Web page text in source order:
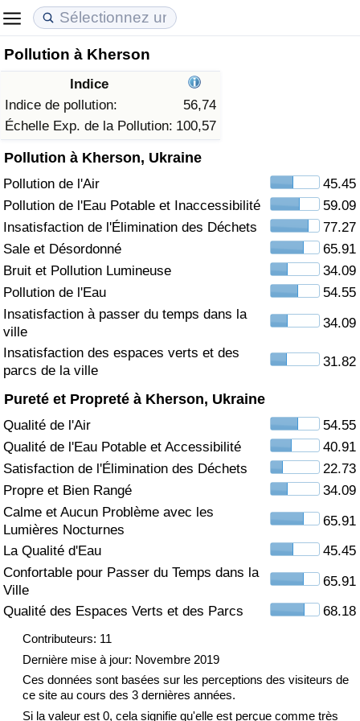
Pollution à Kherson
Indice
Indice de pollution:
56,74
Échelle Exp. de la Pollution: 100,57
Pollution à Kherson, Ukraine
Pollution de l'Air
45.45
Pollution de l'Eau Potable et Inaccessibilité
59.09
Insatisfaction de l'Élimination des Déchets
77.27
Sale et Désordonné
65.91
Bruit et Pollution Lumineuse
34.09
Pollution de l'Eau
54.55
Insatisfaction à passer du temps dans la
ville
34.09
Insatisfaction des espaces verts et des
parcs de la ville
31.82
Pureté et Propreté à Kherson, Ukraine
Qualité de l'Air
54.55
Qualité de l'Eau Potable et Accessibilité
40.91
Satisfaction de l'Élimination des Déchets
22.73
Propre et Bien Rangé
34.09
Calme et Aucun Problème avec les
Lumières Nocturnes
65.91
La Qualité d'Eau
45.45
Confortable pour Passer du Temps dans la
Ville
65.91
Qualité des Espaces Verts et des Parcs
68.18
Contributeurs: 11
Dernière mise à jour: Novembre 2019
Ces données sont basées sur les perceptions des visiteurs de
ce site au cours des 3 dernières années.
Si la valeur est 0, cela signifie qu'elle est perçue comme très
Coût de la vie
Indice du Coût de la Vie (Actuel)
Indice du Coût de la Vie
Indice du coût de la vie par pays
à Akaba
Prix de l'immobilier
Indice des Prix de l'immobilier (Actuel)
Indice des Prix de l'immobilier
Indice des Prix de l'immobilier par Pays
Qualité de Vie
Indice de Qualité de Vie
Indice de Qualité de Vie (Actuel)
Indice de qualité de vie par pays
Criminalité
Indice de Criminalité (Actuel)
Indice de Criminalité
Indice de criminalité par pays
Soins de santé
Indice des soins de santé (Actuel)
Indice des soins de santé
Indice des soins de santé par Pays
Pollution
Indice de Pollution (Actuel)
Indice de pollution
Indice de Pollution par Pays
Trafic